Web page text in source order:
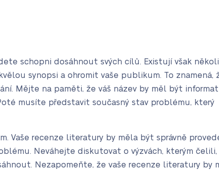
schopni dosáhnout svých cílů. Existují však
synopsi a ohromit vaše publikum. To znamená,
Mějte na paměti, že váš název by měl být
musíte představit současný stav problému, který
Vaše recenze literatury by měla být správně
Neváhejte diskutovat o výzvách, kterým
Nezapomeňte, že vaše recenze literatury by